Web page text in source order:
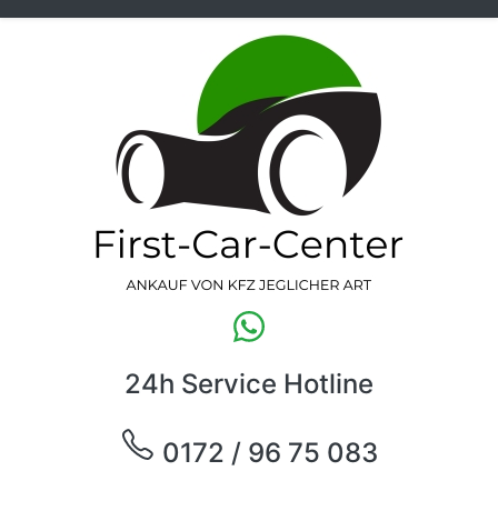
24h Service Hotline
0172 / 96 75 083